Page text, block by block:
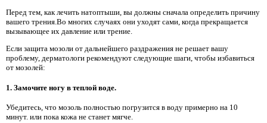
Перед тем, как лечить натоптыши, вы должны сначала определить причину
вашего трения.Во многих случаях они уходят сами, когда прекращается
вызывающее их давление или трение.
Если защита мозоли от дальнейшего раздражения не решает вашу
проблему, дерматологи рекомендуют следующие шаги, чтобы избавиться
от мозолей:
1. Замочите ногу в теплой воде.
Убедитесь, что мозоль полностью погрузится в воду примерно на 10
минут. или пока кожа не станет мягче.